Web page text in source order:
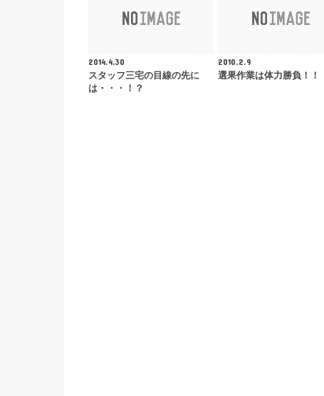
2014.4.30
スタッフ三宅の目線の先に
は・・・！？
2010.2.9
選果作業は体力勝負！！